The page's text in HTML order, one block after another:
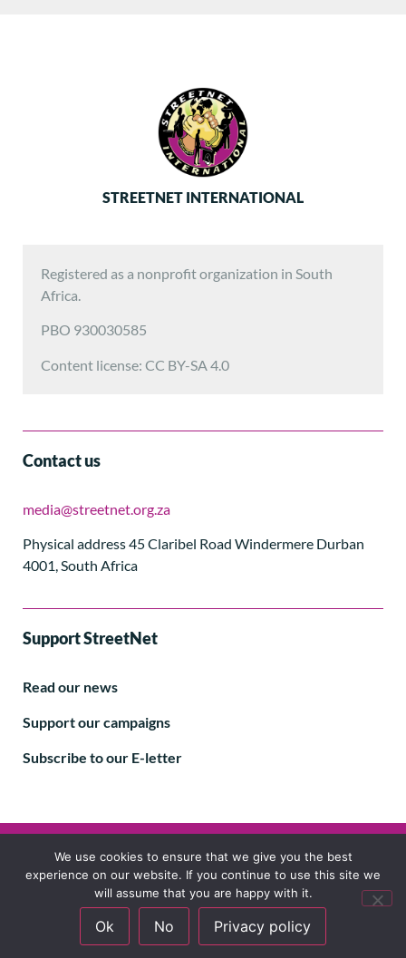
STREETNET INTERNATIONAL
Registered as a nonprofit organization in South
Africa.
PBO 930030585
Content license: CC BY-SA 4.0
Contact us
media@streetnet.org.za
Physical address 45 Claribel Road Windermere Durban
4001, South Africa
Support StreetNet
Read our news
Support our campaigns
Subscribe to our E-letter
Follow us
© 2024 StreetNet International
We use cookies to ensure that we give you the best
experience on our website. If you continue to use this site we
will assume that you are happy with it.
Ok No Privacy policy